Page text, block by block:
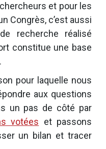
et pour les
Congrès, c’est aussi
recherche réalisé
constitue une base
pour laquelle nous
aux questions
un pas de côté par
votées et passons
un bilan et tracer